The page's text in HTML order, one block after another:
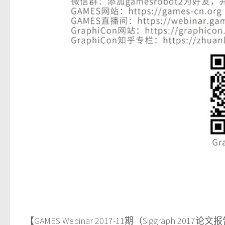
【GAMES Webinar 2017-11期（Siggraph 2017论文报